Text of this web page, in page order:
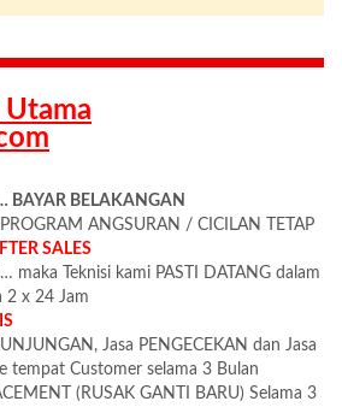
BAYAR BELAKANGAN
ANGSURAN / CICILAN TETAP
SALES
maka Teknisi kami PASTI DATANG dalam
2 x 24 Jam
Jasa PENGECEKAN dan Jasa
tempat Customer selama 3 Bulan
(RUSAK GANTI BARU) Selama 3